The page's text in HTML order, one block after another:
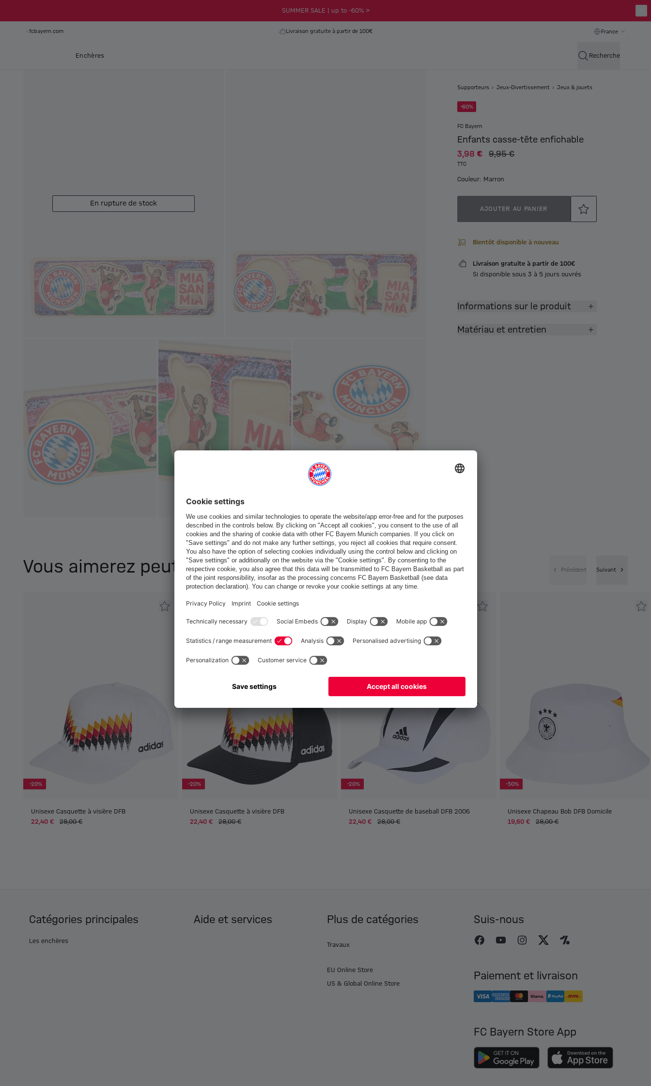
SUMMER SALE | up to -60% >
fcbayern.com Livraison gratuite à partir de 100€ France
Enchères Recherche
En rupture de stock
Supporteurs Jeux-Divertissement Jeux & jouets
-60%
FC Bayern
Enfants casse-tête enfichable
3,98 € 9,95 €
TTC
Couleur: Marron
AJOUTER AU PANIER
Bientôt disponible à nouveau
Livraison gratuite à partir de 100€
Si disponible sous 3 à 5 jours ouvrés
Informations sur le produit
Matériau et entretien
Vous aimerez peut-être ça aussi Précédent Suivant
-20%
Unisexe Casquette à visière DFB
22,40 €
28,00 €
-20%
Unisexe Casquette à visière DFB
22,40 €
28,00 €
-20%
Unisexe Casquette de baseball DFB 2006
22,40 €
28,00 €
-30%
Unisexe Chapeau Bob DFB Domicile
19,60 €
28,00 €
Catégories principales
Les enchères
Aide et services Plus de catégories
Travaux
EU Online Store
US & Global Online Store
Suis-nous
Paiement et livraison
FC Bayern Store App
Voulez-vous rester dans la boutique France?
Mondial pour y livrer!